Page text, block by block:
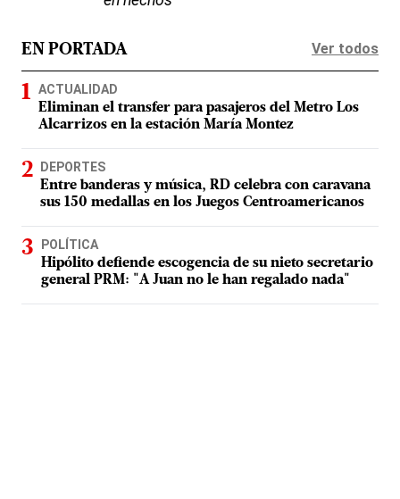
EN PORTADA Ver todos
ACTUALIDAD
Eliminan el transfer para pasajeros del Metro Los
Alcarrizos en la estación María Montez
DEPORTES
Entre banderas y música, RD celebra con caravana
sus 150 medallas en los Juegos Centroamericanos
POLÍTICA
Hipólito defiende escogencia de su nieto secretario
general PRM: "A Juan no le han regalado nada"